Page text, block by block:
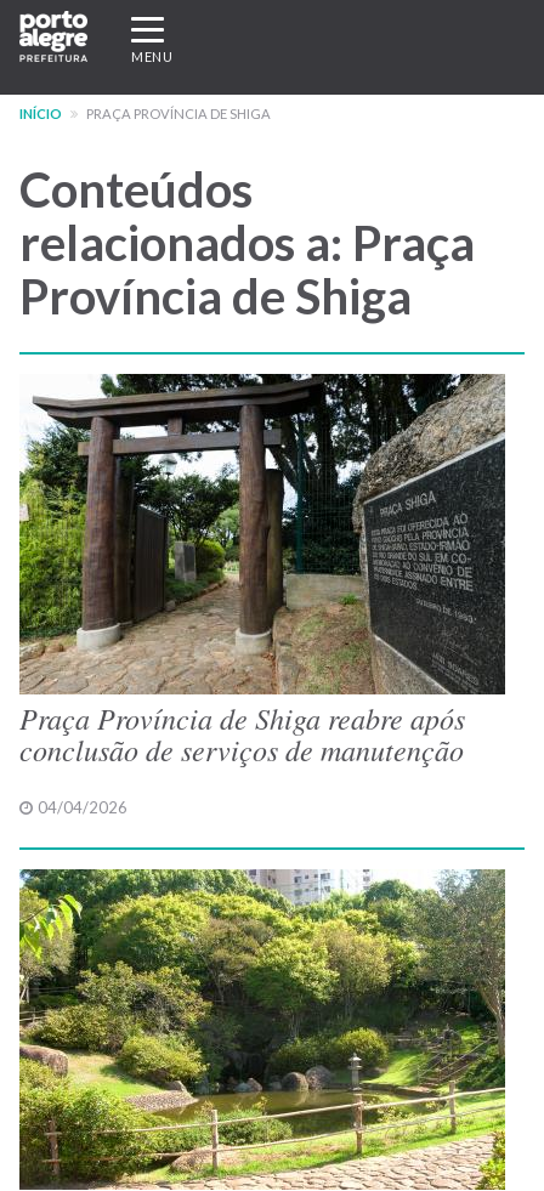
Pular
para
conteúdo
Expandir/recolher
navegação
MENU
INÍCIO PRAÇA PROVÍNCIA DE SHIGA
Conteúdos
relacionados a: Praça
Província de Shiga
Praça Província de Shiga reabre após
conclusão de serviços de manutenção
04/04/2026